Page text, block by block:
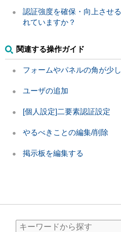
認証強度を確保・向上させ
れていますか？
関連する操作ガイド
フォームやパネルの角が少
ユーザの追加
[個人設定]二要素認証設定
やるべきことの編集/削除
掲示板を編集する